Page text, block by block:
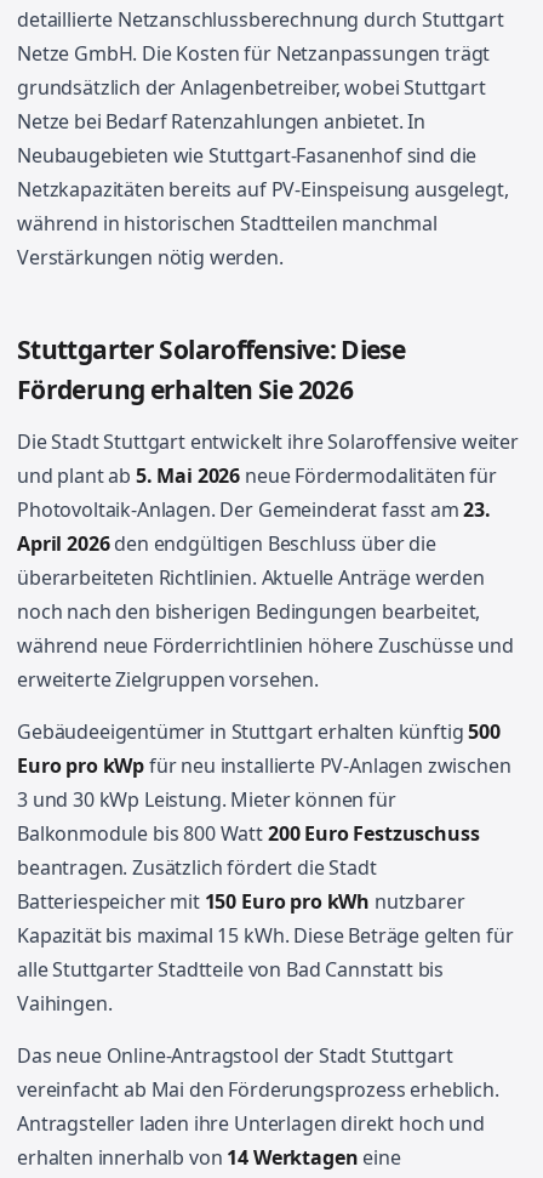
detaillierte Netzanschlussberechnung durch Stuttgart
Netze GmbH. Die Kosten für Netzanpassungen trägt
grundsätzlich der Anlagenbetreiber, wobei Stuttgart
Netze bei Bedarf Ratenzahlungen anbietet. In
Neubaugebieten wie Stuttgart-Fasanenhof sind die
Netzkapazitäten bereits auf PV-Einspeisung ausgelegt,
während in historischen Stadtteilen manchmal
Verstärkungen nötig werden.
Stuttgarter Solaroffensive: Diese
Förderung erhalten Sie 2026
Die Stadt Stuttgart entwickelt ihre Solaroffensive weiter
und plant ab 5. Mai 2026 neue Fördermodalitäten für
Photovoltaik-Anlagen. Der Gemeinderat fasst am23.
April 2026den endgültigen Beschluss über die
überarbeiteten Richtlinien. Aktuelle Anträge werden
noch nach den bisherigen Bedingungen bearbeitet,
während neue Förderrichtlinien höhere Zuschüsse und
erweiterte Zielgruppen vorsehen.
Gebäudeeigentümer in Stuttgart erhalten künftig500
Euro pro kWpfür neu installierte PV-Anlagen zwischen
3 und 30 kWp Leistung. Mieter können für
Balkonmodule bis 800 Watt200 Euro Festzuschuss
beantragen. Zusätzlich fördert die Stadt
Batteriespeicher mit 150 Euro pro kWh nutzbarer
Kapazität bis maximal 15 kWh. Diese Beträge gelten für
alle Stuttgarter Stadtteile von Bad Cannstatt bis
Vaihingen.
Das neue Online-Antragstool der Stadt Stuttgart
vereinfacht ab Mai den Förderungsprozess erheblich.
Antragsteller laden ihre Unterlagen direkt hoch und
erhalten innerhalb von 14 Werktagen eine